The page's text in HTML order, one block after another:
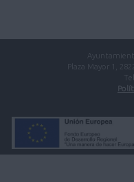
Plaza Mayor 1,